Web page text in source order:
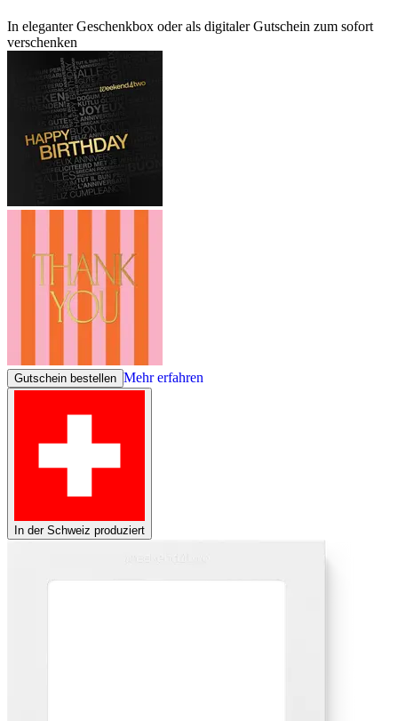
In eleganter Geschenkbox oder als digitaler Gutschein zum sofort
verschenken
Gutschein bestellen Mehr erfahren
In der Schweiz produziert